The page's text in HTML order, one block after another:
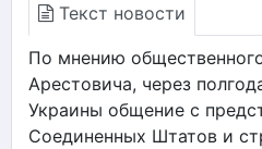
Текст новости
По мнению
Арестовича, через
Украины общение с
Соединенных Штатов и